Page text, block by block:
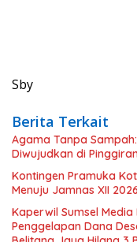
Sby
Berita Terkait
Agama Tanpa
Diwujudkan di
Kontingen Pramuka
Menuju Jamnas XII 2026
Kaperwil Sumsel
Penggelapan Dana